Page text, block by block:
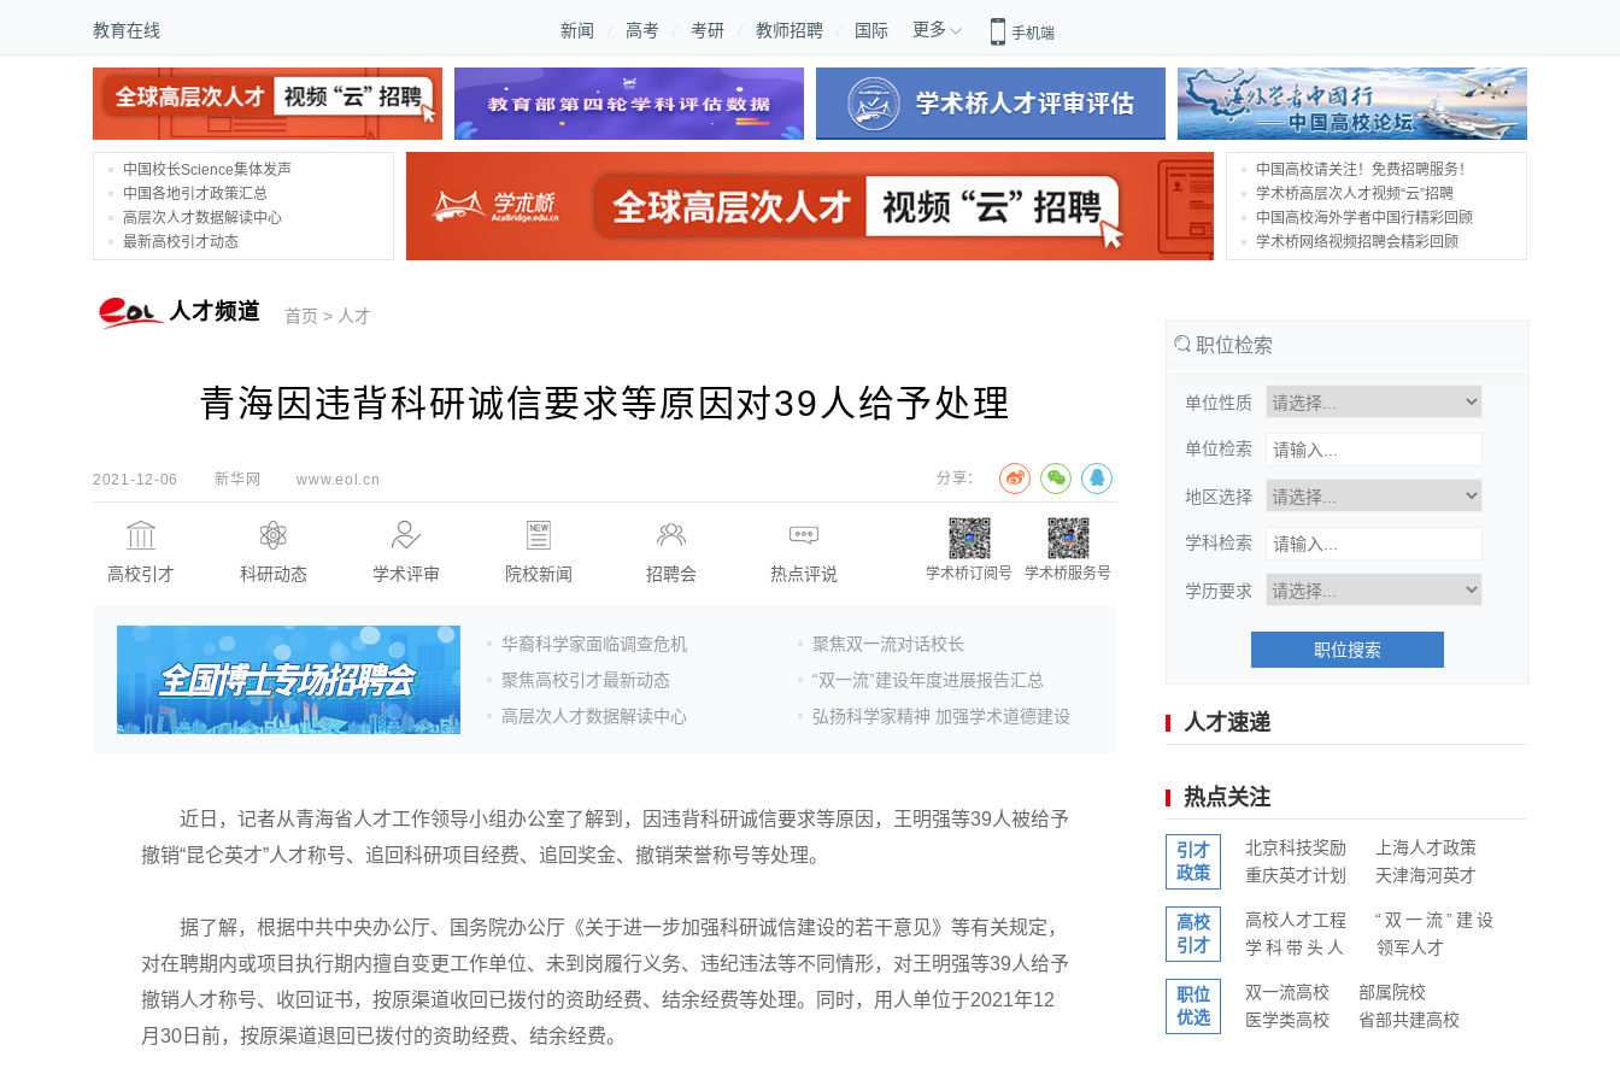
教育在线 新闻 高考 考研 教师招聘 国际 更多 手机端
中国校长Science集体发声
中国各地引才政策汇总
高层次人才数据解读中心
最新高校引才动态
中国高校请关注！免费招聘服务！
学术桥高层次人才视频“云”招聘
中国高校海外学者中国行精彩回顾
学术桥网络视频招聘会精彩回顾
人才频道 首页 > 人才
青海因违背科研诚信要求等原因对39人给予处理
2021-12-06 新华网 www.eol.cn 分享：
高校引才 科研动态 学术评审 院校新闻 招聘会 热点评说 学术桥订阅号 学术桥服务号
华裔科学家面临调查危机
聚焦高校引才最新动态
高层次人才数据解读中心
聚焦双一流对话校长
“双一流”建设年度进展报告汇总
弘扬科学家精神 加强学术道德建设
近日，记者从青海省人才工作领导小组办公室了解到，因违背科研诚信要求等原因，王明强等39人被给予
撤销“昆仑英才”人才称号、追回科研项目经费、追回奖金、撤销荣誉称号等处理。
据了解，根据中共中央办公厅、国务院办公厅《关于进一步加强科研诚信建设的若干意见》等有关规定，
对在聘期内或项目执行期内擅自变更工作单位、未到岗履行义务、违纪违法等不同情形，对王明强等39人给予
撤销人才称号、收回证书，按原渠道收回已拨付的资助经费、结余经费等处理。同时，用人单位于2021年12
月30日前，按原渠道退回已拨付的资助经费、结余经费。
职位检索
单位性质
单位检索
地区选择
学科检索
学历要求
职位搜索
人才速递
热点关注
引才
政策
北京科技奖励
上海人才政策
重庆英才计划
天津海河英才
高校
引才
高校人才工程
“双一流”建设
学科带头人
领军人才
职位
优选
双一流高校
部属院校
医学类高校
省部共建高校